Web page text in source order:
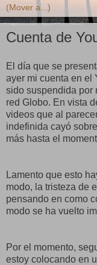
Cuenta de
El día que se
ayer mi cuenta en el
sido suspendida por
red Globo. En vista
videos que al
indefinida cayó
más hasta el
Lamento que esto
modo, la tristeza de
pensando en como
modo se ha vuelto
Por el momento,
estoy colocando en